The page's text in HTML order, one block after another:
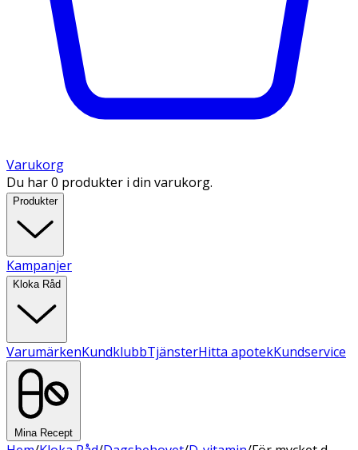
Varukorg
Du har 0 produkter i din varukorg.
Produkter
Kampanjer
Kloka Råd
VarumärkenKundklubbTjänsterHitta apotekKundservice
Mina Recept